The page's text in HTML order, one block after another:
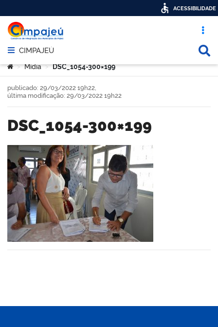
Acesso
Abrir menu principal de navegação
CIMPAJEÚ
Você está aqui:
> Mídia > DSC_1054-300×199
DSC_1054-300×199
publicado: 29/03/2022 19h22,
última modificação: 29/03/2022 19h22
ACESSIBILIDADE